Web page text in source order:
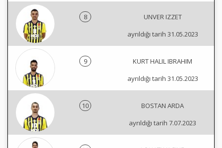
8
UNVER IZZET
ayrıldığı tarih 31.05.2023
9
KURT HALIL IBRAHIM
ayrıldığı tarih 31.05.2023
10
BOSTAN ARDA
ayrıldığı tarih 7.07.2023